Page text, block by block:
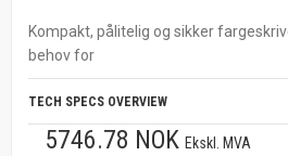
Kompakt, pålitelig og sikker
behov for
TECH SPECS OVERVIEW
5746.78 NOK Ekskl. MVA